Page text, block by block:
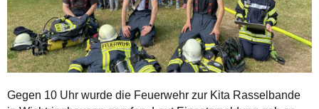
Gegen 10 Uhr wurde die Feuerwehr zur Kita Rasselbande